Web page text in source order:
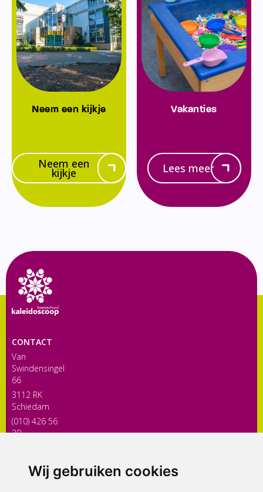
Wij gebruiken cookies
Neem een kijkje
Neem een
kijkje
Vakanties
Lees meer
CONTACT
Van
Swindensingel
66
3112 RK
Schiedam
(010) 426 56
30
ONDERDEEL VAN